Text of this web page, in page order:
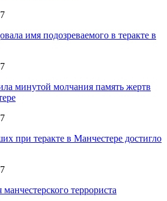
имя подозреваемого в теракте в
минутой молчания память жертв
при теракте в Манчестере достигло
террориста